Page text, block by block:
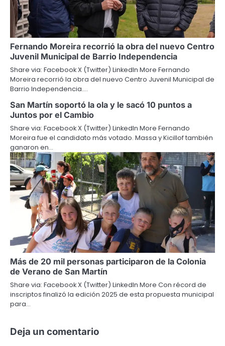
Fernando Moreira recorrió la obra del nuevo Centro
Juvenil Municipal de Barrio Independencia
Share via: Facebook X (Twitter) LinkedIn More Fernando
Moreira recorrió la obra del nuevo Centro Juvenil Municipal de
Barrio Independencia.…
San Martín soportó la ola y le sacó 10 puntos a
Juntos por el Cambio
Share via: Facebook X (Twitter) LinkedIn More Fernando
Moreira fue el candidato más votado. Massa y Kicillof también
ganaron en…
Más de 20 mil personas participaron de la Colonia
de Verano de San Martín
Share via: Facebook X (Twitter) LinkedIn More Con récord de
inscriptos finalizó la edición 2025 de esta propuesta municipal
para…
Deja un comentario